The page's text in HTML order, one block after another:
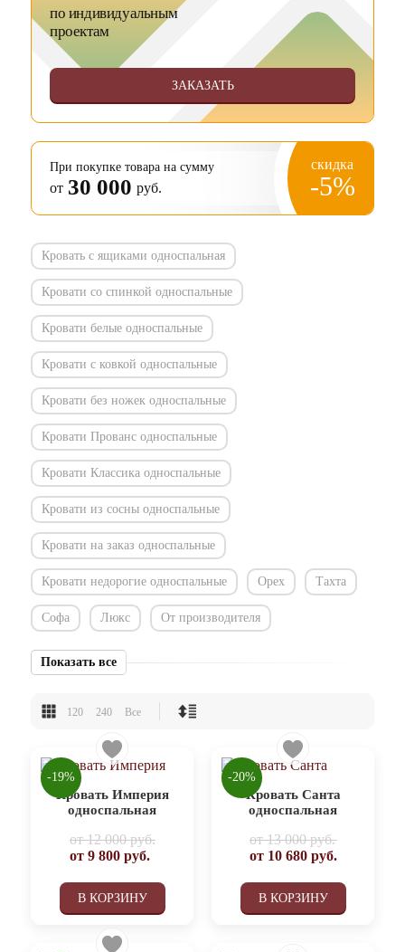
по индивидуальным
проектам
ЗАКАЗАТЬ
При покупке товара на сумму
от 30 000 руб.
скидка
-5%
Кровать с ящиками односпальная
Кровати со спинкой односпальные
Кровати белые односпальные
Кровати с ковкой односпальные
Кровати без ножек односпальные
Кровати Прованс односпальные
Кровати Классика односпальные
Кровати из сосны односпальные
Кровати на заказ односпальные
Кровати недорогие односпальные Орех Тахта
Софа Люкс От производителя
Показать все
120 240 Все
Кровать Империя
односпальная
от12 000 руб.
от 9 800руб.
В КОРЗИНУ
-19%
Кровать Санта
односпальная
от13 000 руб.
от 10 680руб.
В КОРЗИНУ
-20%